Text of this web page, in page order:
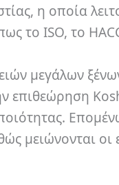
η οποία
το ISO, το
μεγάλων
επιθεώρηση
μειώνονται οι